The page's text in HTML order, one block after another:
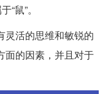
鼠”。
灵活的思维和敏锐的
面的因素，并且对于